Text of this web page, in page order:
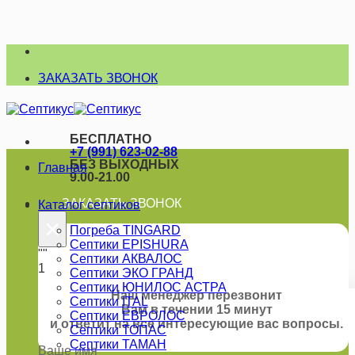
Skip
contentЗАКАЗАТЬ ЗВОНОК
БЕСПЛАТНО
+7 (991) 623-02-88
БЕЗ ВЫХОДНЫХ
9.00-21.00
ЗАКАЗАТЬ ЗВОНОК
×
""
1
Наш менеджер перезвонит
Вам в течении 15 минут
и ответит на все интересующие вас вопросы.
Ваше имя
Главная
Каталог септиков
Погреба TINGARD
Септики EPISHURA
Септики АКВАЛОС
Септики ЭКО ГРАНД
Септики ЮНИЛОС АСТРА
Септики ITAL
Септики ЕВРОЛОС
Септики ТОПАС
Септики ТАМАН